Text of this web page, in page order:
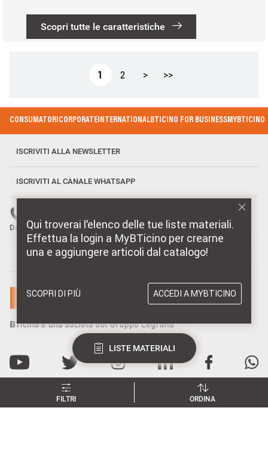
Scopri tutte le caratteristiche
Pagina attuale
1 Page
2 Pagina successiva
> Ultima pagina
>>
FILTRI ORDINA
Qui troverai l’elenco delle tue liste materiali.
Effettua la login a MyBTicino per crearne
una e aggiungere articoli dal catalogo!
SCOPRI DI PIÙ ACCEDI A MYBTICINO
LISTE MATERIALI
Footer Menu
CONSUMATORICORPORATEINTERNATIONALBTICINO FOR BUSINESSMYBTICINO
ISCRIVITI ALLA NEWSLETTER
ISCRIVITI AL CANALE WHATSAPP
Dal Lunedì al Venerdì, 08:30-18:30
MARCHI DISTRIBUITI DA BTICINO